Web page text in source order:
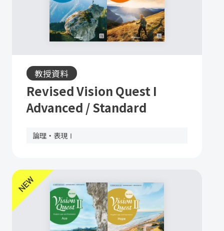
教授資料
Revised Vision Quest I
Advanced / Standard
論理・表現Ⅰ